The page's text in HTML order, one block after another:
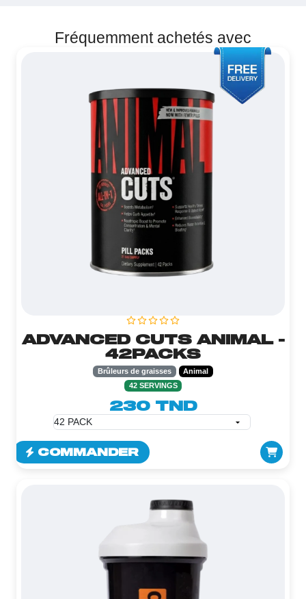
Fréquemment achetés avec
ADVANCED CUTS ANIMAL -
42PACKS
Brûleurs de graisses
Animal
42 SERVINGS
230 TND
COMMANDER